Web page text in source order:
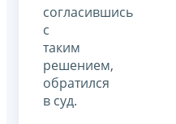
согласившись
с
таким
решением,
обратился
в суд.